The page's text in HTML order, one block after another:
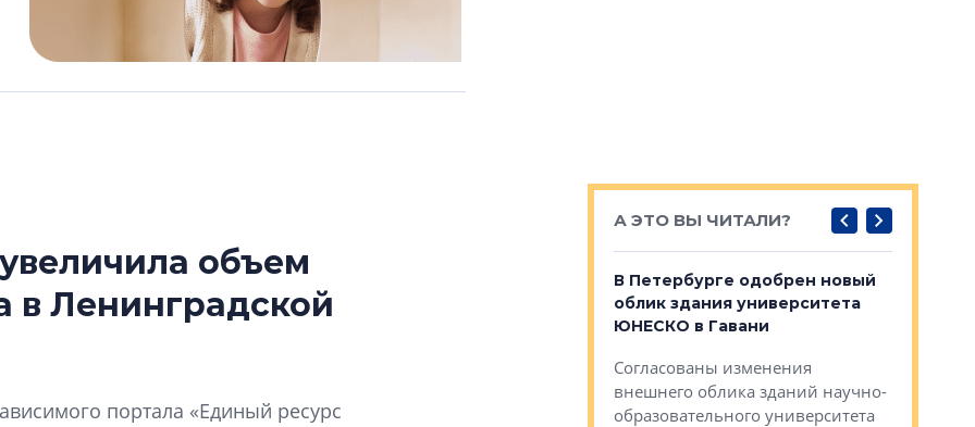
объем
в Ленинградской
портала «Единый ресурс
А ЭТО ВЫ ЧИТАЛИ?
В Петербурге одобрен новый
облик здания университета
ЮНЕСКО в Гавани
Согласованы изменения
внешнего облика зданий научно-
образовательного университета